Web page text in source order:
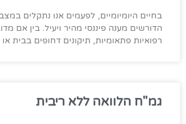
בחיים היומיומיים, לפעמים אנו נתקלים
הדורשים מענה פיננסי מהיר ויעיל. בין אם
רפואיות פתאומיות, תיקונים דחופים בבית
גמ"ח הלוואה ללא ריבית